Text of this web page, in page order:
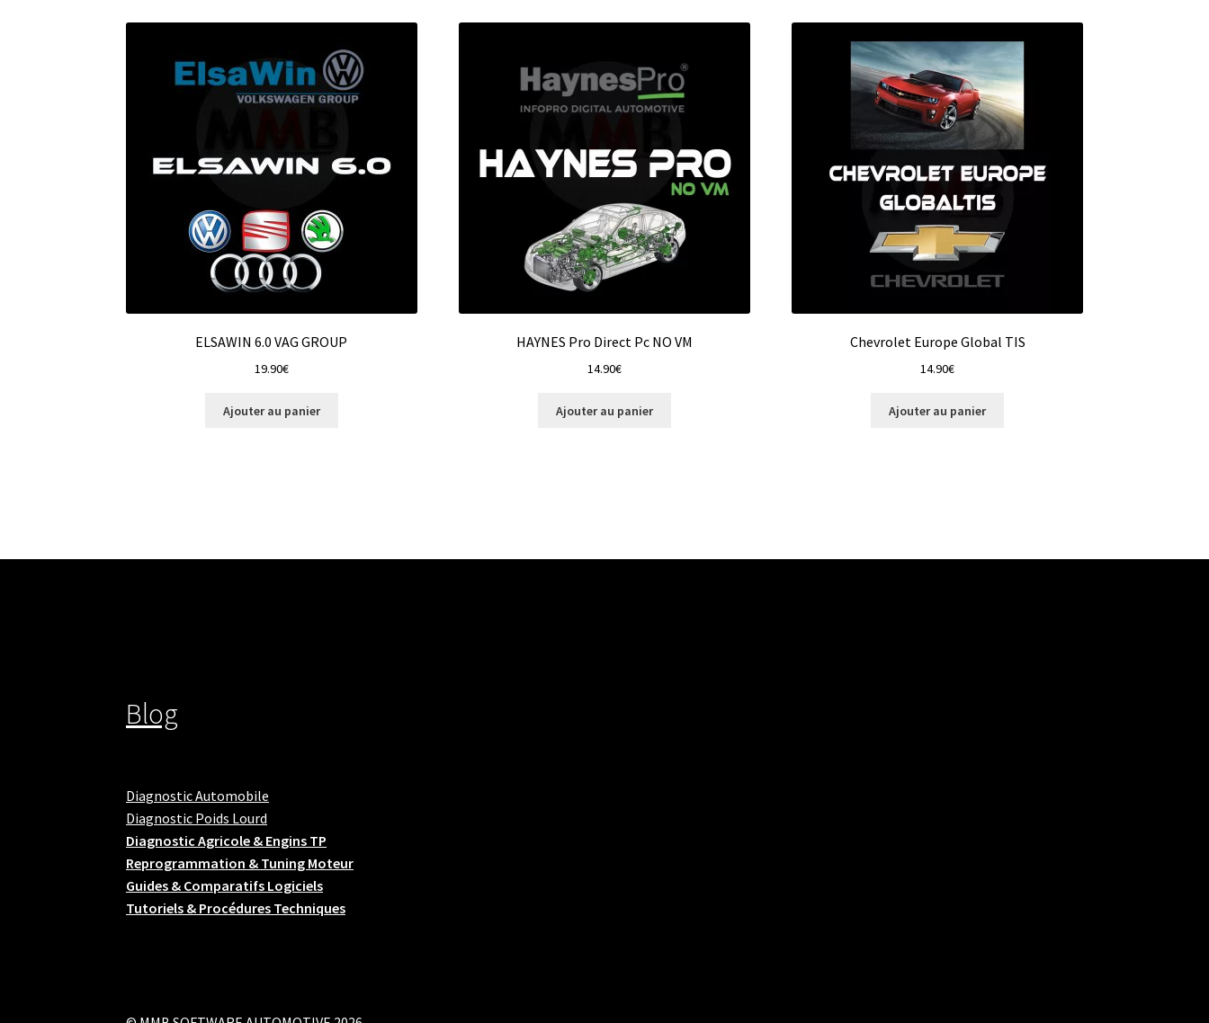
ELSAWIN 6.0 VAG GROUP
19.90€
Ajouter au panier
HAYNES Pro Direct Pc NO VM
14.90€
Ajouter au panier
Chevrolet Europe Global TIS
14.90€
Ajouter au panier
Blog
Diagnostic Automobile
Diagnostic Poids Lourd
Diagnostic Agricole & Engins TP
Reprogrammation & Tuning Moteur
Guides & Comparatifs Logiciels
Tutoriels & Procédures Techniques